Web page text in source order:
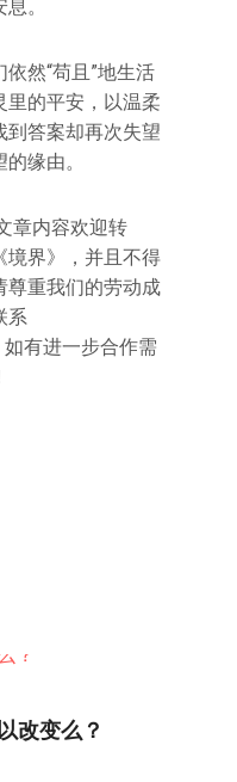
。
然“苟且”地生活
里的平安，以温柔
到答案却再次失望
缘由。
章内容欢迎转
境界》，并且不得
尊重我们的劳动成
系
如有进一步合作需
改变么？